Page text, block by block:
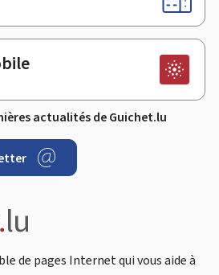
actualités de Guichet.lu
de pages Internet qui vous aide à